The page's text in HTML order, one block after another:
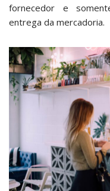
fornecedor e
entrega da mercadoria.